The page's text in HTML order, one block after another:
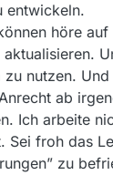
entwickeln.
höre
nutzen.
ab
Ich arbeite
Sei froh das
zu